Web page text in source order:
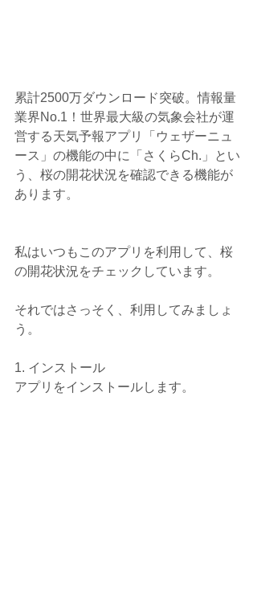
累計2500万ダウンロード突破。情報量
業界No.1！世界最大級の気象会社が運
営する天気予報アプリ「ウェザーニュ
ース」の機能の中に「さくらCh.」とい
う、桜の開花状況を確認できる機能が
あります。
私はいつもこのアプリを利用して、桜
の開花状況をチェックしています。
それではさっそく、利用してみましょ
う。
1. インストール
アプリをインストールします。